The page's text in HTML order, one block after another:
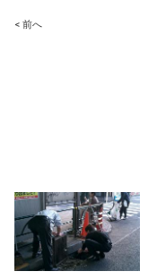
Post
< 前へ